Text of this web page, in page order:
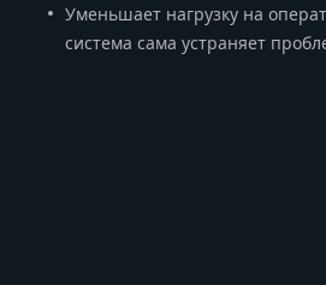
Уменьшает нагрузку на
система сама устраняет